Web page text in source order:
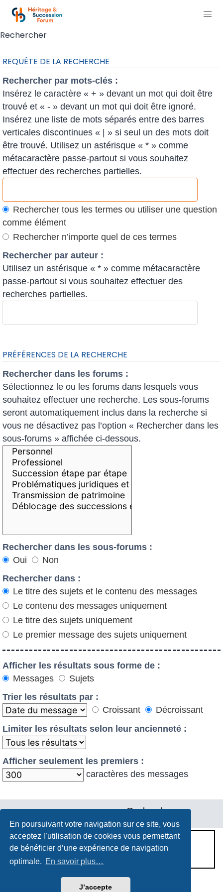
En poursuivant votre navigation sur ce site, vous
acceptez l’utilisation de cookies vous permettant
de bénéficier d’une expérience de navigation
optimale. En savoir plus…
J’accepte
Rechercher
REQUÊTE DE LA RECHERCHE
Rechercher par mots-clés :
Insérez le caractère « + » devant un mot qui doit être
trouvé et « - » devant un mot qui doit être ignoré.
Insérez une liste de mots séparés entre des barres
verticales discontinues « | » si seul un des mots doit
être trouvé. Utilisez un astérisque « * » comme
métacaractère passe-partout si vous souhaitez
effectuer des recherches partielles.
Rechercher tous les termes ou utiliser une question
comme élément
Rechercher n’importe quel de ces termes
Rechercher par auteur :
Utilisez un astérisque « * » comme métacaractère
passe-partout si vous souhaitez effectuer des
recherches partielles.
PRÉFÉRENCES DE LA RECHERCHE
Rechercher dans les forums :
Sélectionnez le ou les forums dans lesquels vous
souhaitez effectuer une recherche. Les sous-forums
seront automatiquement inclus dans la recherche si
vous ne désactivez pas l’option « Rechercher dans les
sous-forums » affichée ci-dessous.
Rechercher dans les sous-forums :
Oui
Non
Rechercher dans :
Le titre des sujets et le contenu des messages
Le contenu des messages uniquement
Le titre des sujets uniquement
Le premier message des sujets uniquement
Afficher les résultats sous forme de :
Messages
Sujets
Trier les résultats par :
Croissant
Décroissant
Limiter les résultats selon leur ancienneté :
Afficher seulement les premiers :
caractères des messages
CONDITIONS D’UTILISATION
POLITIQUE DE VIE PRIVÉE
Héritage & Succession